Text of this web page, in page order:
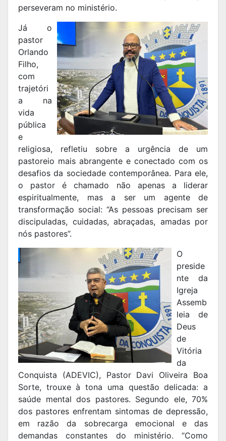
perseveram no ministério.
Já o
pastor
Orlando
Filho,
com
trajetóri
a na
vida
pública
e
religiosa, refletiu sobre a urgência de um
pastoreio mais abrangente e conectado com os
desafios da sociedade contemporânea. Para ele,
o pastor é chamado não apenas a liderar
espiritualmente, mas a ser um agente de
transformação social: “As pessoas precisam ser
discipuladas, cuidadas, abraçadas, amadas por
nós pastores”.
O
preside
nte da
Igreja
Assemb
leia de
Deus
de
Vitória
da
Conquista (ADEVIC), Pastor Davi Oliveira Boa
Sorte, trouxe à tona uma questão delicada: a
saúde mental dos pastores. Segundo ele, 70%
dos pastores enfrentam sintomas de depressão,
em razão da sobrecarga emocional e das
demandas constantes do ministério. “Como